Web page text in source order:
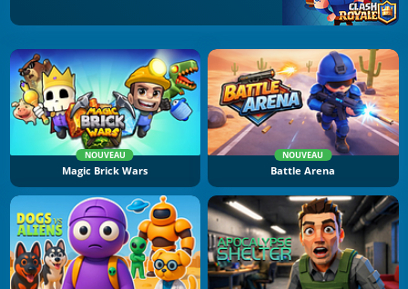
NOUVEAU
Magic Brick Wars
NOUVEAU
Battle Arena